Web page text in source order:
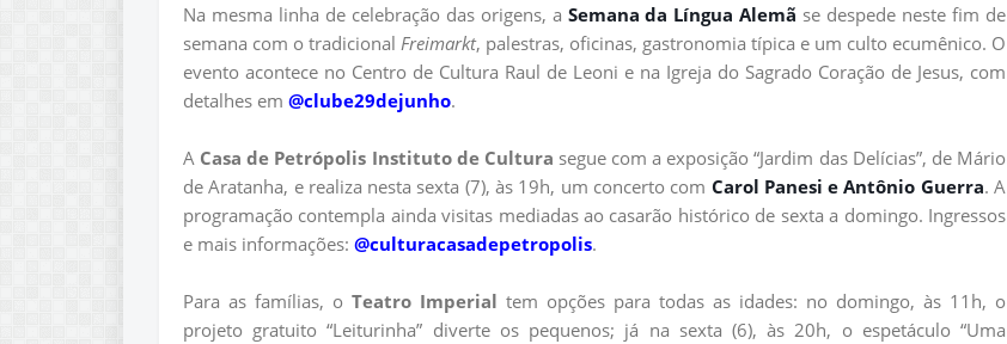
Na mesma linha de celebração das origens, a Semana da Língua Alemã se despede neste fim de
semana com o tradicional Freimarkt, palestras, oficinas, gastronomia típica e um culto ecumênico. O
evento acontece no Centro de Cultura Raul de Leoni e na Igreja do Sagrado Coração de Jesus, com
detalhes em @clube29dejunho.
A Casa de Petrópolis Instituto de Cultura segue com a exposição “Jardim das Delícias”, de Mário
de Aratanha, e realiza nesta sexta (7), às 19h, um concerto com Carol Panesi e Antônio Guerra. A
programação contempla ainda visitas mediadas ao casarão histórico de sexta a domingo. Ingressos
e mais informações: @culturacasadepetropolis.
Para as famílias, o Teatro Imperial tem opções para todas as idades: no domingo, às 11h, o
projeto gratuito “Leiturinha” diverte os pequenos; já na sexta (6), às 20h, o espetáculo “Uma